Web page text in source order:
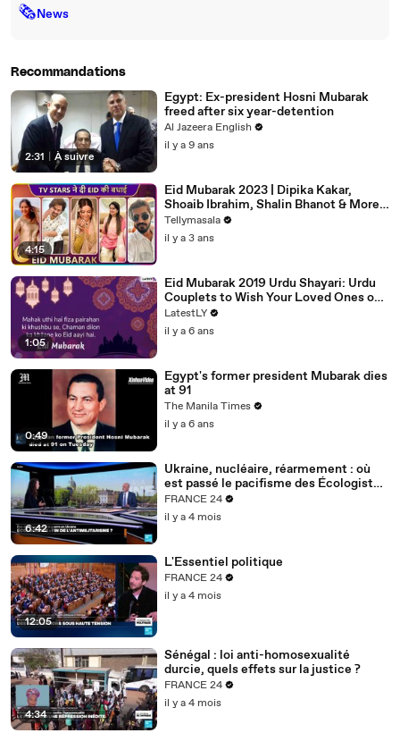
🗞News
Recommandations
2:31 À suivre
Egypt: Ex-president Hosni Mubarak
freed after six year-detention
Al Jazeera English
il y a 9 ans
4:15
Eid Mubarak 2023 | Dipika Kakar,
Shoaib Ibrahim, Shalin Bhanot & More
Give Eid Wishes To Fans
Tellymasala
il y a 3 ans
1:05
Eid Mubarak 2019 Urdu Shayari: Urdu
Couplets to Wish Your Loved Ones on
Eid al-Fitr
LatestLY
il y a 6 ans
0:49
Egypt's former president Mubarak dies
at 91
The Manila Times
il y a 6 ans
6:42
Ukraine, nucléaire, réarmement : où
est passé le pacifisme des Écologistes
?
FRANCE 24
il y a 4 mois
12:05
L'Essentiel politique
FRANCE 24
il y a 4 mois
4:34
Sénégal : loi anti-homosexualité
durcie, quels effets sur la justice ?
FRANCE 24
il y a 4 mois